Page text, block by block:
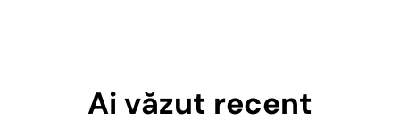
Ai văzut recent